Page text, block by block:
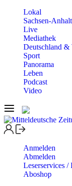
Lokal
Sachsen-Anhalt
Live
Mediathek
Deutschland &
Sport
Panorama
Leben
Podcast
Video
Anmelden
Abmelden
Leserservices /
Aboshop